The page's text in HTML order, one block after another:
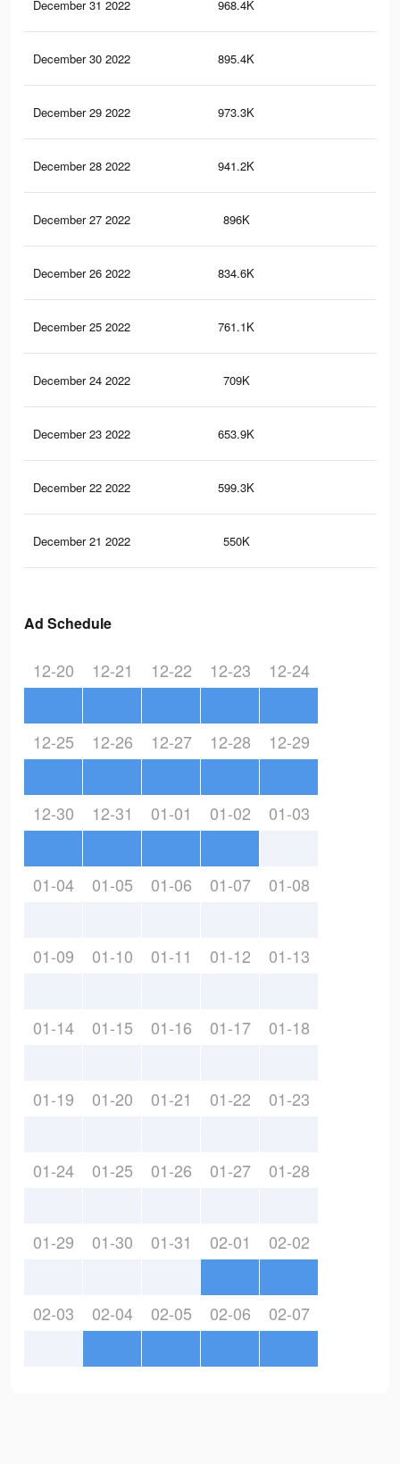
December 31 2022 968.4K
December 30 2022 895.4K
December 29 2022 973.3K
December 28 2022 941.2K
December 27 2022 896K
December 26 2022 834.6K
December 25 2022 761.1K
December 24 2022 709K
December 23 2022 653.9K
December 22 2022 599.3K
December 21 2022 550K
Ad Schedule
12-20 12-21 12-22 12-23 12-24
12-25 12-26 12-27 12-28 12-29
12-30 12-31 01-01 01-02 01-03
01-04 01-05 01-06 01-07 01-08
01-09 01-10 01-11 01-12 01-13
01-14 01-15 01-16 01-17 01-18
01-19 01-20 01-21 01-22 01-23
01-24 01-25 01-26 01-27 01-28
01-29 01-30 01-31 02-01 02-02
02-03 02-04 02-05 02-06 02-07